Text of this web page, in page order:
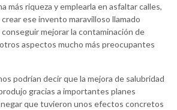
más riqueza y emplearla en asfaltar calles,
ese invento maravilloso llamado
mejorar la contaminación de
aspectos mucho más preocupantes
podrían decir que la mejora de salubridad
gracias a importantes planes
que tuvieron unos efectos concretos